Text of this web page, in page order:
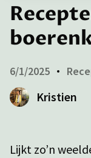
Kristien
6/1/2025
Lijkt zo’n